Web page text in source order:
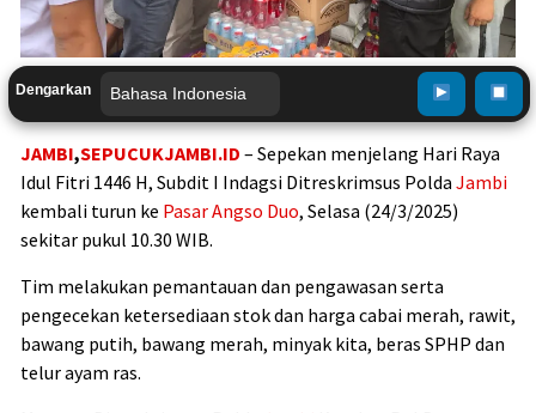
Dengarkan
JAMBI,SEPUCUKJAMBI.ID – Sepekan menjelang Hari Raya
Idul Fitri 1446 H, Subdit I Indagsi Ditreskrimsus Polda Jambi
kembali turun ke Pasar Angso Duo, Selasa (24/3/2025)
sekitar pukul 10.30 WIB.
Tim melakukan pemantauan dan pengawasan serta
pengecekan ketersediaan stok dan harga cabai merah, rawit,
bawang putih, bawang merah, minyak kita, beras SPHP dan
telur ayam ras.